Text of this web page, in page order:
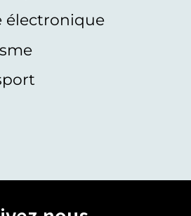
électronique